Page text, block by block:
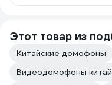
Этот товар из
Китайские домофоны
Видеодомофоны